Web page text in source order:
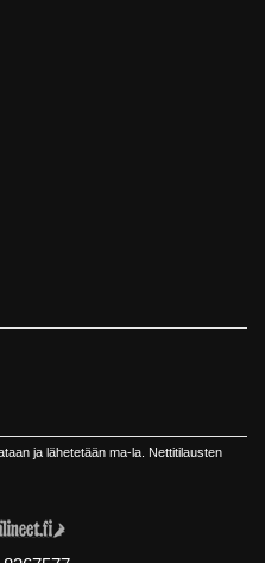
ja lähetetään ma-la. Nettitilausten